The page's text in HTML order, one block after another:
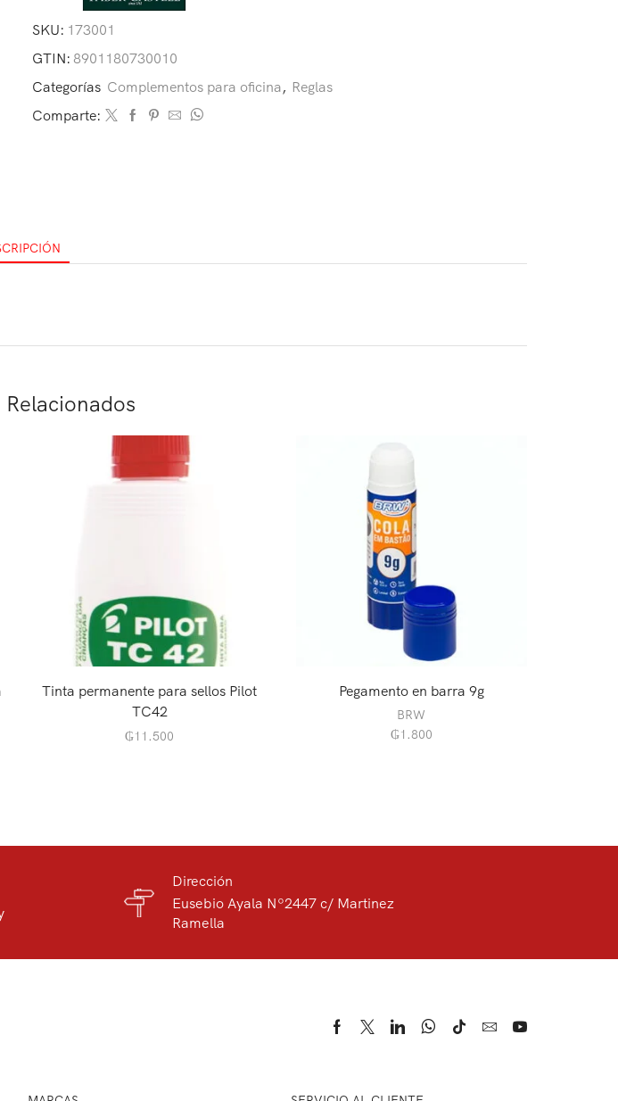
SKU: 173001
GTIN: 8901180730010
Categorías Complementos para oficina, Reglas
Comparte:
Tinta permanente para sellos Pilot
TC42
₲11.500
Pegamento en barra 9g
BRW
₲1.800
Dirección
Eusebio Ayala Nº2447 c/ Martinez
Ramella